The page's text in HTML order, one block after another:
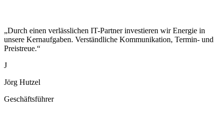
„Durch einen verlässlichen IT-Partner investieren wir Energie in
unsere Kernaufgaben. Verständliche Kommunikation, Termin- und
Preistreue.“
J
Jörg Hutzel
Geschäftsführer